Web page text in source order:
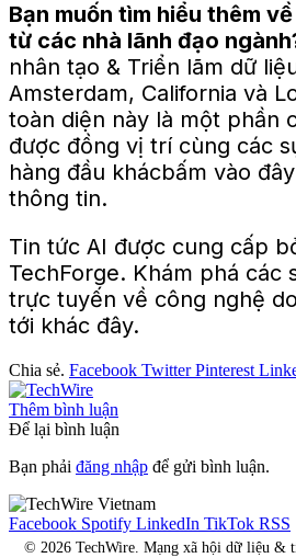
Bạn muốn tìm hiểu thêm
từ các nhà lãnh đạo
nhân tạo & Triển lãm dữ
Amsterdam, California và
toàn diện này là một phần
được đồng vị trícùng các
hàng đầu khácbấm vào đây
thông tin.
Tin tức AI được cung cấp
TechForge. Khám phá các
trực tuyến về công nghệ
tới khác đây.
Chia sẻ. Facebook Twitter Pinterest
Thêm bình luận
Để lại bình luận
Bạn phải đăng nhập để gửi bình luận.
Facebook Spotify LinkedIn TikTok RSS
© 2026 TechWire. Mạng xã hội dữ liệu &